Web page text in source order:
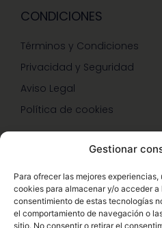
Gestionar
Para ofrecer las mejores
cookies para almacenar y/o acceder
consentimiento de estas tecnologías
el comportamiento de navegación o
sitio. No consentir o retirar el
CONDICIONES
Términos y Condiciones
Privacidad y Seguridad
Aviso Legal
Política de cookies
Hazte Miembro Herbalife
Consulta Nutrición Gratis